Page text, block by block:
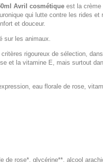
Avril cosmétique est la crème
qui lutte contre les rides
et douceur.
sur les animaux.
rigoureux de sélection,
et la vitamine E, mais surtout
eau florale de rose,
de rose*, glycérine**, alcool